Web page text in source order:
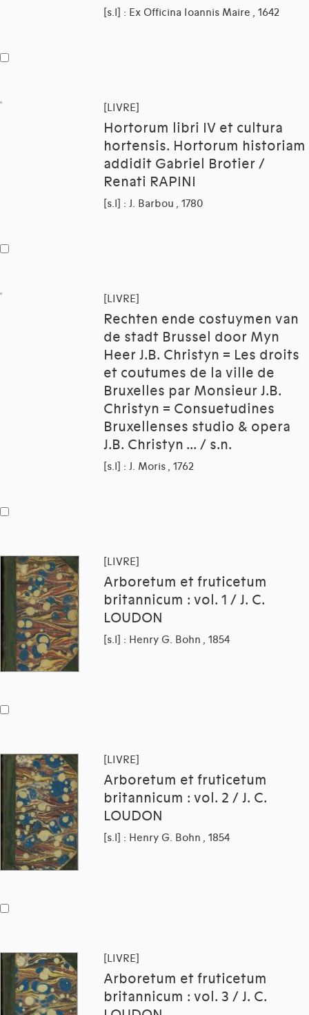
[s.l] : Ex Officina Ioannis Maire , 1642
[LIVRE]
Hortorum libri IV et cultura
hortensis. Hortorum historiam
addidit Gabriel Brotier /
Renati RAPINI
[s.l] : J. Barbou , 1780
[LIVRE]
Rechten ende costuymen van
de stadt Brussel door Myn
Heer J.B. Christyn = Les droits
et coutumes de la ville de
Bruxelles par Monsieur J.B.
Christyn = Consuetudines
Bruxellenses studio & opera
J.B. Christyn ... / s.n.
[s.l] : J. Moris , 1762
[LIVRE]
Arboretum et fruticetum
britannicum : vol. 1 / J. C.
LOUDON
[s.l] : Henry G. Bohn , 1854
[LIVRE]
Arboretum et fruticetum
britannicum : vol. 2 / J. C.
LOUDON
[s.l] : Henry G. Bohn , 1854
[LIVRE]
Arboretum et fruticetum
britannicum : vol. 3 / J. C.